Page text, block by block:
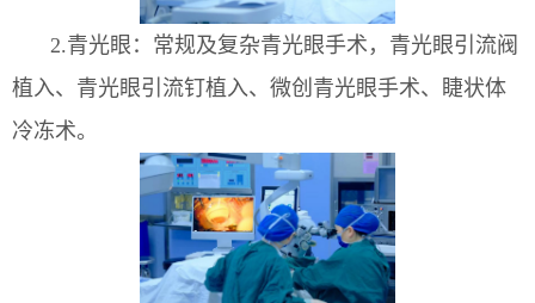
2.青光眼：常规及复杂青光眼手术，青光眼引流阀
植入、青光眼引流钉植入、微创青光眼手术、睫状体
冷冻术。